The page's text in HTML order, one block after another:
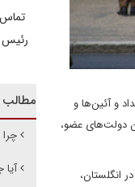
و آئین‌ها و
دولت‌های عضو،
انگلستان،
رئیس
مطالب